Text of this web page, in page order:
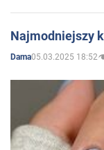
Najmodniejszy
Dama05.03.2025 18:52